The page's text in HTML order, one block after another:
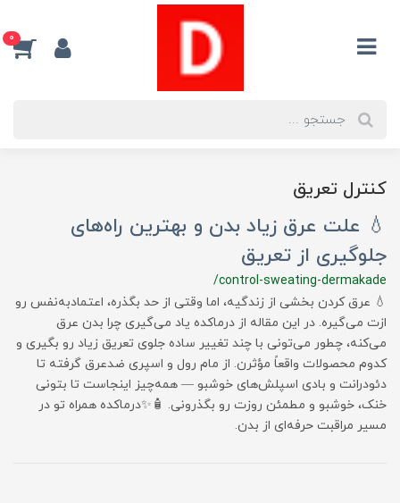
0
کنترل تعریق
💧 علت عرق زیاد بدن و بهترین راه‌های
جلوگیری از تعریق
/control-sweating-dermakade
💧 عرق کردن بخشی از زندگیه، اما وقتی از حد بگذره، اعتمادبه‌نفس رو
ازت می‌گیره. در این مقاله از درماکده یاد می‌گیری چرا بدن عرق
می‌کنه، چطور می‌تونی با چند تغییر ساده جلوی تعریق زیاد رو بگیری و
کدوم محصولات واقعاً مؤثرن. از مام رول و اسپری ضدعرق گرفته تا
دئودرانت و بادی اسپلش‌های خوشبو — همه‌چیز اینجاست تا بتونی
خنک، خوشبو و مطمئن روزت رو بگذرونی. 🧴✨درماکده همراه تو در
مسیر مراقبت حرفه‌ای از بدن.